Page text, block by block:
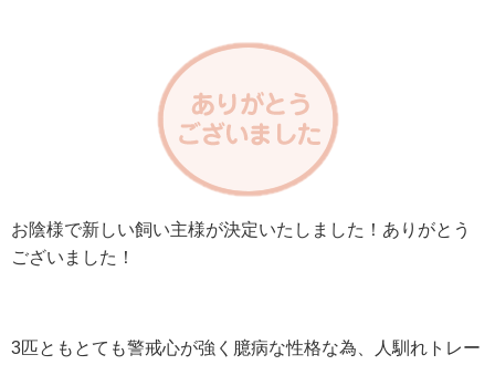
お陰様で新しい飼い主様が決定いたしました！ありがとう
ございました！
3匹ともとても警戒心が強く臆病な性格な為、人馴れトレー